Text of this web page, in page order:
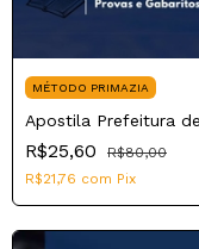
MÉTODO PRIMAZIA
Apostila Prefeitura
R$25,60
R$80,00
R$21,76 com Pix